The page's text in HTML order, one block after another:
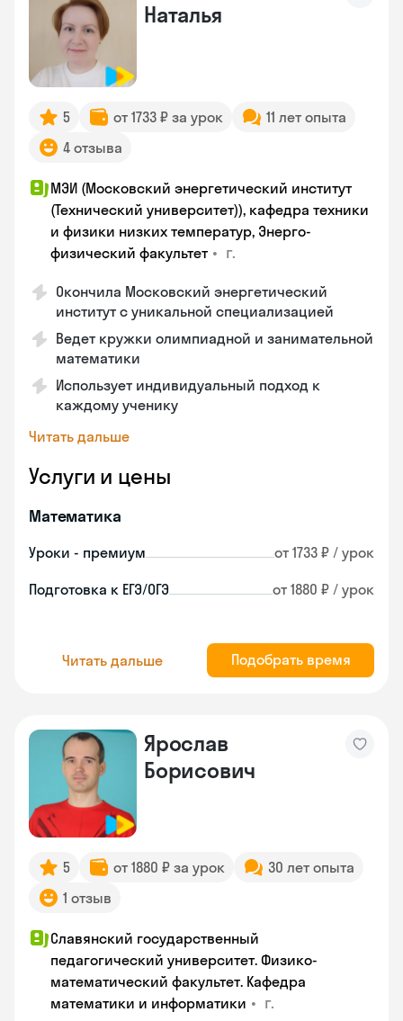
Наталья
5 от 1733 ₽ за урок
11 лет опыта
4 отзыва
МЭИ (Московский энергетический институт
(Технический университет)), кафедра техники
и физики низких температур, Энерго-
физический факультет • г.
Окончила Московский энергетический
институт с уникальной специализацией
Ведет кружки олимпиадной и занимательной
математики
Использует индивидуальный подход к
каждому ученику
Читать дальше
Услуги и цены
Математика
Уроки - премиум от 1733 ₽ / урок
Подготовка к ЕГЭ/ОГЭ от 1880 ₽ / урок
Читать дальше Подобрать время
Ярослав
Борисович
5 от 1880 ₽ за урок
30 лет опыта
1 отзыв
Славянский государственный
педагогический университет. Физико-
математический факультет. Кафедра
математики и информатики • г.